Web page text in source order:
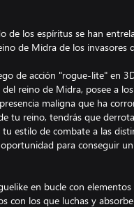
de los espíritus se han
de Midra de los invasores
de acción "rogue-lite" en
reino de Midra, posee a
maligna que ha
tu reino, tendrás que
estilo de combate a las
para conseguir
en bucle con
con los que luchas y